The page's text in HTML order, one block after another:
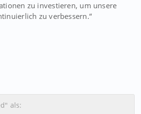
zu investieren, um unsere
zu verbessern.“
als: